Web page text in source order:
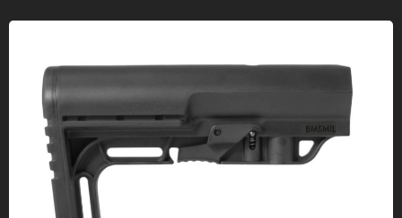
Одяг та взуття
Дрони (БПЛА)
Подарункові Сертифікати